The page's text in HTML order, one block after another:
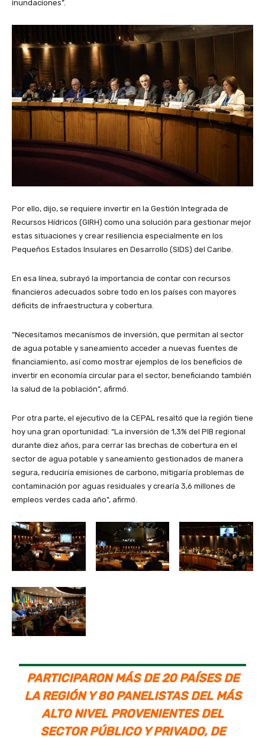
inundaciones”.
Por ello, dijo, se requiere invertir en la Gestión Integrada de
Recursos Hídricos (GIRH) como una solución para gestionar mejor
estas situaciones y crear resiliencia especialmente en los
Pequeños Estados Insulares en Desarrollo (SIDS) del Caribe.
En esa línea, subrayó la importancia de contar con recursos
financieros adecuados sobre todo en los países con mayores
déficits de infraestructura y cobertura.
“Necesitamos mecanismos de inversión, que permitan al sector
de agua potable y saneamiento acceder a nuevas fuentes de
financiamiento, así como mostrar ejemplos de los beneficios de
invertir en economía circular para el sector, beneficiando también
la salud de la población”, afirmó.
Por otra parte, el ejecutivo de la CEPAL resaltó que la región tiene
hoy una gran oportunidad: “La inversión de 1,3% del PIB regional
durante diez años, para cerrar las brechas de cobertura en el
sector de agua potable y saneamiento gestionados de manera
segura, reduciría emisiones de carbono, mitigaría problemas de
contaminación por aguas residuales y crearía 3,6 millones de
empleos verdes cada año”, afirmó.
PARTICIPARON MÁS DE 20 PAÍSES DE
LA REGIÓN Y 80 PANELISTAS DEL MÁS
ALTO NIVEL PROVENIENTES DEL
SECTOR PÚBLICO Y PRIVADO, DE